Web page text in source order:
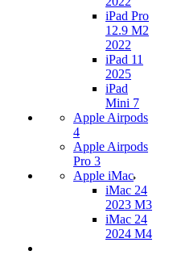
iPad Pro
12.9 M2
2022
iPad 11
2025
iPad
Mini 7
Apple Airpods
4
Apple Airpods
Pro 3
Apple iMac
iMac 24
2023 M3
iMac 24
2024 M4